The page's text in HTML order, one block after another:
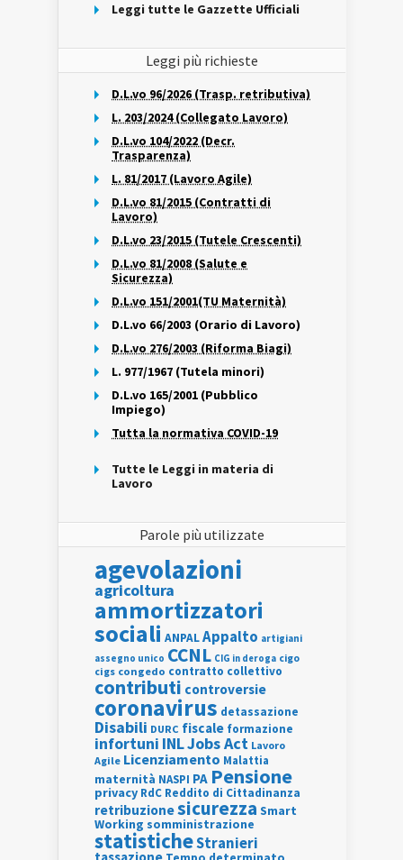
Leggi tutte le Gazzette Ufficiali
Leggi più richieste
D.L.vo 96/2026 (Trasp. retributiva)
L. 203/2024 (Collegato Lavoro)
D.L.vo 104/2022 (Decr.
Trasparenza)
L. 81/2017 (Lavoro Agile)
D.L.vo 81/2015 (Contratti di
Lavoro)
D.L.vo 23/2015 (Tutele Crescenti)
D.L.vo 81/2008 (Salute e
Sicurezza)
D.L.vo 151/2001(TU Maternità)
D.L.vo 66/2003 (Orario di Lavoro)
D.L.vo 276/2003 (Riforma Biagi)
L. 977/1967 (Tutela minori)
D.L.vo 165/2001 (Pubblico
Impiego)
Tutta la normativa COVID-19
Tutte le Leggi in materia di
Lavoro
Parole più utilizzate
agevolazioni
agricoltura
ammortizzatori
sociali ANPALAppalto artigiani
assegno unico CCNL CIG in deroga cigo
cigs congedo contratto collettivo
contributi controversie
coronavirus detassazione
Disabili DURC fiscale formazione
infortuni INLJobs Act Lavoro
Agile Licenziamento Malattia
maternità NASPI PA Pensione
privacy RdC Reddito di Cittadinanza
retribuzionesicurezza Smart
Working somministrazione
statisticheStranieri